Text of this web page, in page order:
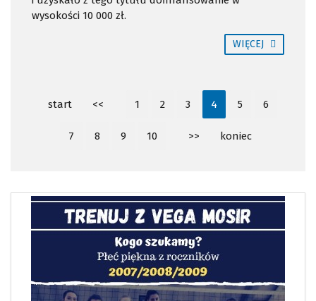
wysokości 10 000 zł.
WIĘCEJ
start << 1 2 3 4 5 6
7 8 9 10 >> koniec